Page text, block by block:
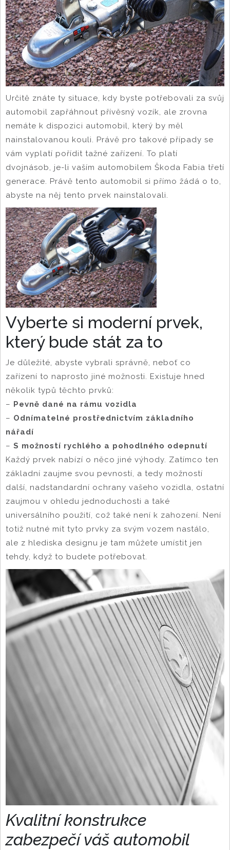
Určitě znáte ty situace, kdy byste potřebovali za svůj
automobil zapřáhnout přívěsný vozík, ale zrovna
nemáte k dispozici automobil, který by měl
nainstalovanou kouli. Právě pro takové případy se
vám vyplatí pořídit tažné zařízení. To platí
dvojnásob, je-li vaším automobilem Škoda Fabia třetí
generace. Právě tento automobil si přímo žádá o to,
abyste na něj tento prvek nainstalovali.
Vyberte si moderní prvek,
který bude stát za to
Je důležité, abyste vybrali správně, neboť co
zařízení to naprosto jiné možnosti. Existuje hned
několik typů těchto prvků:
– Pevně dané na rámu vozidla
– Odnímatelné prostřednictvím základního
nářadí
– S možností rychlého a pohodlného odepnutí
Každý prvek nabízí o něco jiné výhody. Zatímco ten
základní zaujme svou pevností, a tedy možností
další, nadstandardní ochrany vašeho vozidla, ostatní
zaujmou v ohledu jednoduchosti a také
universálního použití, což také není k zahození. Není
totiž nutné mít tyto prvky za svým vozem nastálo,
ale z hlediska designu je tam můžete umístit jen
tehdy, když to budete potřebovat.
Kvalitní konstrukce
zabezpečí váš automobil